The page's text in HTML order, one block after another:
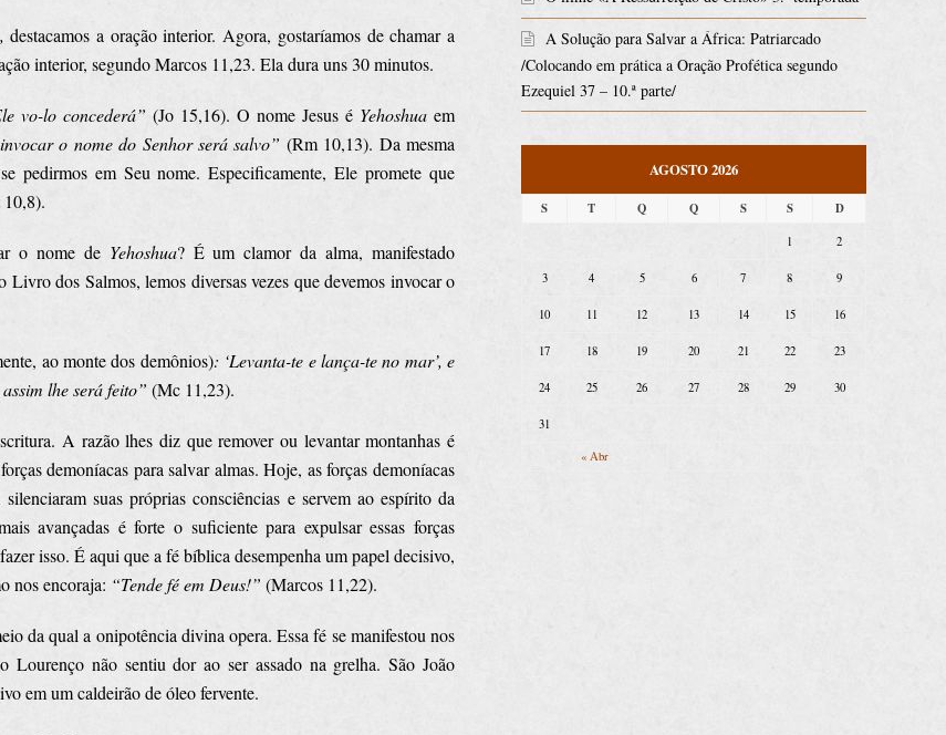
destacamos a oração interior. Agora, gostaríamos de chamar a
interior, segundo Marcos 11,23. Ela dura uns 30 minutos.
vo-lo concederá”(Jo 15,16). O nome Jesus é Yehoshua em
o nome do Senhor será salvo” (Rm 10,13). Da mesma
pedirmos em Seu nome. Especificamente, Ele promete que
10,8).
o nome de Yehoshua? É um clamor da alma, manifestado
Livro dos Salmos, lemos diversas vezes que devemos invocar o
ao monte dos demônios): ‘Levanta-te e lança-te no mar’, e
lhe será feito” (Mc 11,23).
A razão lhes diz que remover ou levantar montanhas é
demoníacas para salvar almas. Hoje, as forças demoníacas
suas próprias consciências e servem ao espírito da
avançadas é forte o suficiente para expulsar essas forças
isso. É aqui que a fé bíblica desempenha um papel decisivo,
nos encoraja: “Tende fé em Deus!” (Marcos 11,22).
da qual a onipotência divina opera. Essa fé se manifestou nos
Lourenço não sentiu dor ao ser assado na grelha. São João
em um caldeirão de óleo fervente.
A Solução para Salvar a África: Patriarcado
/Colocando em prática a Oração Profética segundo
Ezequiel 37 – 10.ª parte/
AGOSTO 2026
S T Q Q S S D
« Abr
1 2
3 4 5 6 7 8 9
10 11 12 13 14 15 16
17 18 19 20 21 22 23
24 25 26 27 28 29 30
31